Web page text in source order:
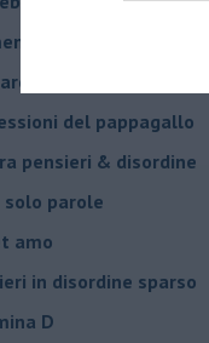
del pappagallo
pensieri & disordine
solo parole
amo
in disordine sparso
D